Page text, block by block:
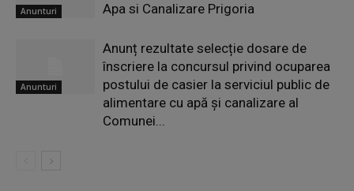
Anunturi
Apa si Canalizare Prigoria
Anunturi
Anunț rezultate selecție dosare de
înscriere la concursul privind ocuparea
postului de casier la serviciul public de
alimentare cu apă și canalizare al
Comunei...